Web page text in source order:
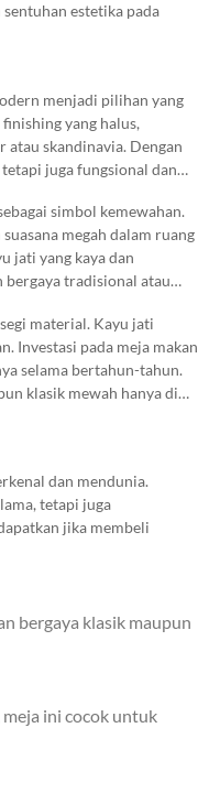
estetika pada
menjadi pilihan yang
yang halus,
atau skandinavia. Dengan
juga fungsional dan
simbol kemewahan.
megah dalam ruang
jati yang kaya dan
bergaya tradisional atau
material. Kayu jati
Investasi pada meja makan
selama bertahun-tahun.
klasik mewah hanya di
dan mendunia.
tetapi juga
jika membeli
bergaya klasik maupun
ini cocok untuk